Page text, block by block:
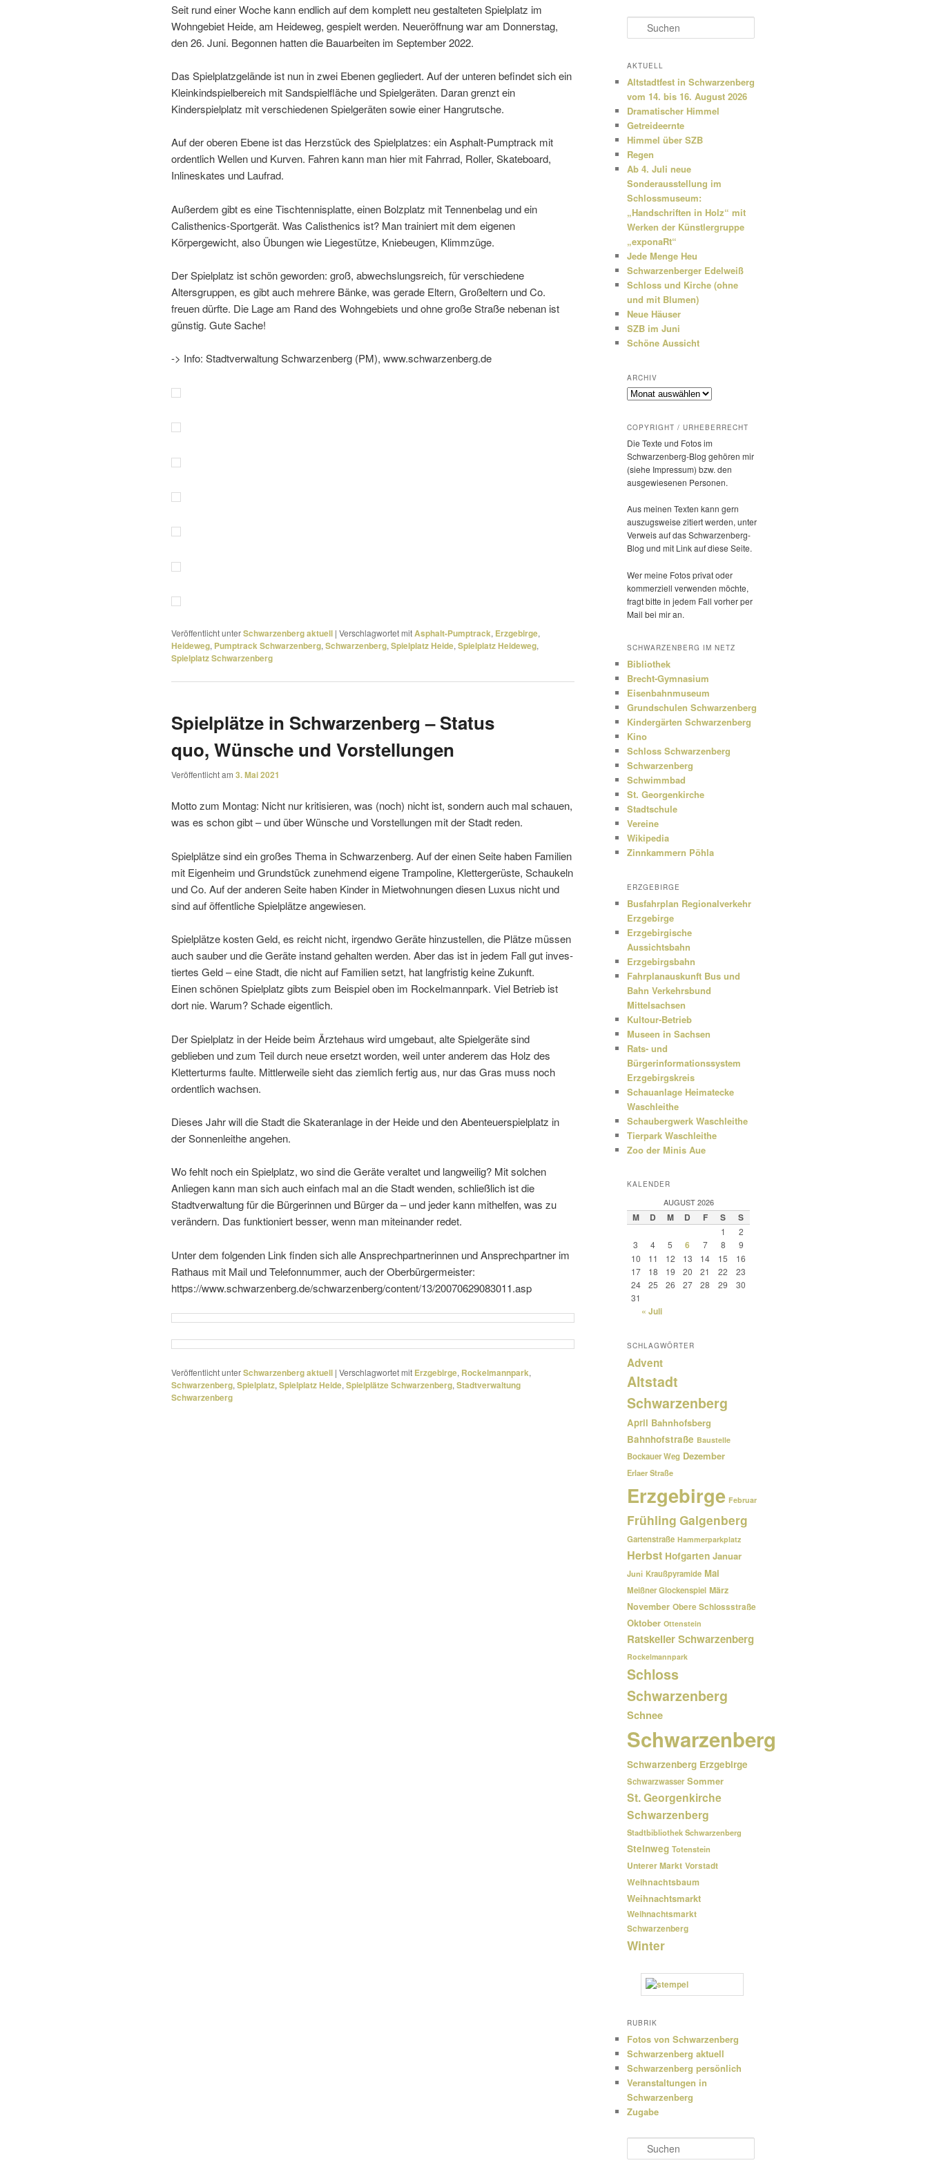
Seit rund einer Woche kann endlich auf dem komplett neu gestal­teten Spielplatz im
Wohngebiet Heide, am Heideweg, gespielt werden. Neueröffnung war am Donnerstag,
den 26. Juni. Begonnen hatten die Bauarbeiten im September 2022.
Das Spielplatzgelände ist nun in zwei Ebenen geglie­dert. Auf der unteren befindet sich ein
Kleinkindspielbereich mit Sandspielfläche und Spielgeräten. Daran grenzt ein
Kinderspielplatz mit verschie­denen Spielgeräten sowie einer Hangrutsche.
Auf der oberen Ebene ist das Herzstück des Spielplatzes: ein Asphalt-Pumptrack mit
ordent­lich Wellen und Kurven. Fahren kann man hier mit Fahrrad, Roller, Skateboard,
Inlineskates und Laufrad.
Außerdem gibt es eine Tischtennisplatte, einen Bolzplatz mit Tennenbelag und ein
Calisthenics-Sportgerät. Was Calisthenics ist? Man trai­niert mit dem eigenen
Körpergewicht, also Übungen wie Liegestütze, Kniebeugen, Klimmzüge.
Der Spielplatz ist schön geworden: groß, abwechs­lungs­reich, für verschie­dene
Altersgruppen, es gibt auch mehrere Bänke, was gerade Eltern, Großeltern und Co.
freuen dürfte. Die Lage am Rand des Wohngebiets und ohne große Straße nebenan ist
günstig. Gute Sache!
-> Info: Stadtverwaltung Schwarzenberg (PM), www.schwarzenberg.de
Veröffentlicht unterSchwarzenberg aktuell | Verschlagwortet mitAsphalt-Pumptrack, Erzgebirge,
Heideweg, Pumptrack Schwarzenberg,Schwarzenberg,Spielplatz Heide,Spielplatz Heideweg,
Spielplatz Schwarzenberg
Spielplätze in Schwarzenberg – Status
quo, Wünsche und Vorstellungen
Veröffentlicht am 3. Mai 2021
Motto zum Montag: Nicht nur kriti­sieren, was (noch) nicht ist, sondern auch mal schauen,
was es schon gibt – und über Wünsche und Vorstellungen mit der Stadt reden.
Spielplätze sind ein großes Thema in Schwarzenberg. Auf der einen Seite haben Familien
mit Eigenheim und Grundstück zuneh­mend eigene Trampoline, Klettergerüste, Schaukeln
und Co. Auf der anderen Seite haben Kinder in Mietwohnungen diesen Luxus nicht und
sind auf öffent­liche Spielplätze angewiesen.
Spielplätze kosten Geld, es reicht nicht, irgendwo Geräte hinzu­stellen, die Plätze müssen
auch sauber und die Geräte instand gehalten werden. Aber das ist in jedem Fall gut inves­
tiertes Geld – eine Stadt, die nicht auf Familien setzt, hat lang­fristig keine Zukunft.
Einen schönen Spielplatz gibts zum Beispiel oben im Rockelmannpark. Viel Betrieb ist
dort nie. Warum? Schade eigentlich.
Der Spielplatz in der Heide beim Ärztehaus wird umge­baut, alte Spielgeräte sind
geblieben und zum Teil durch neue ersetzt worden, weil unter anderem das Holz des
Kletterturms faulte. Mittlerweile sieht das ziem­lich fertig aus, nur das Gras muss noch
ordent­lich wachsen.
Dieses Jahr will die Stadt die Skateranlage in der Heide und den Abenteuerspielplatz in
der Sonnenleithe angehen.
Wo fehlt noch ein Spielplatz, wo sind die Geräte veraltet und lang­weilig? Mit solchen
Anliegen kann man sich auch einfach mal an die Stadt wenden, schließ­lich ist die
Stadtverwaltung für die Bürgerinnen und Bürger da – und jeder kann mithelfen, was zu
verän­dern. Das funk­tio­niert besser, wenn man mitein­ander redet.
Unter dem folgenden Link finden sich alle Ansprechpartnerinnen und Ansprechpartner im
Rathaus mit Mail und Telefonnummer, auch der Oberbürgermeister:
https://www.schwarzenberg.de/schwarzenberg/content/13/20070629083011.asp
Veröffentlicht unterSchwarzenberg aktuell | Verschlagwortet mit Erzgebirge, Rockelmannpark,
Schwarzenberg, Spielplatz, Spielplatz Heide, Spielplätze Schwarzenberg, Stadtverwaltung
Schwarzenberg
u
h
n
AKTUELL
Altstadtfest in Schwarzenberg
vom 14. bis 16. August 2026
Dramatischer Himmel
Getreideernte
Himmel über SZB
Regen
Ab 4. Juli neue
Sonderausstellung im
Schlossmuseum:
„Handschriften in Holz“ mit
Werken der Künstlergruppe
„exponaRt“
Jede Menge Heu
Schwarzenberger Edelweiß
Schloss und Kirche (ohne
und mit Blumen)
Neue Häuser
SZB im Juni
Schöne Aussicht
ARCHIV
Archiv
COPYRIGHT / URHEBERRECHT
Die Texte und Fotos im
Schwarzenberg-Blog gehören mir
(siehe Impressum) bzw. den
ausge­wie­senen Personen.
Aus meinen Texten kann gern
auszugs­weise zitiert werden, unter
Verweis auf das Schwarzenberg-
Blog und mit Link auf diese Seite.
Wer meine Fotos privat oder
kommer­ziell verwenden möchte,
fragt bitte in jedem Fall vorher per
Mail bei mir an.
SCHWARZENBERG IM NETZ
Bibliothek
Brecht-Gymnasium
Eisenbahnmuseum
Grundschulen Schwarzenberg
Kindergärten Schwarzenberg
Kino
Schloss Schwarzenberg
Schwarzenberg
Schwimmbad
St. Georgenkirche
Stadtschule
Vereine
Wikipedia
Zinnkammern Pöhla
ERZGEBIRGE
Busfahrplan Regionalverkehr
Erzgebirge
Erzgebirgische
Aussichtsbahn
Erzgebirgsbahn
Fahrplanauskunft Bus und
Bahn Verkehrsbund
Mittelsachsen
Kultour-Betrieb
Museen in Sachsen
Rats- und
Bürgerinformationssystem
Erzgebirgskreis
Schauanlage Heimatecke
Waschleithe
Schaubergwerk Waschleithe
Tierpark Waschleithe
Zoo der Minis Aue
KALENDER
AUGUST 2026
M D M D F S S
1
2
3
4 5 6 7 8
9
10
11 12 13 14 15
16
17
18 19 20 21 22
23
24
25 26 27 28 29
30
31
« Juli
SCHLAGWÖRTER
Advent
Altstadt
Schwarzenberg
April Bahnhofsberg
Bahnhofstraße Baustelle
Bockauer Weg Dezember
Erlaer Straße
Erzgebirge Februar
Frühling Galgenberg
Gartenstraße Hammerparkplatz
Herbst Hofgarten Januar
Juni Kraußpyramide Mai
Meißner Glockenspiel März
November Obere Schlossstraße
Oktober Ottenstein
Ratskeller Schwarzenberg
Rockelmannpark
Schloss
Schwarzenberg
Schnee
Schwarzenberg
Schwarzenberg Erzgebirge
Schwarzwasser Sommer
St. Georgenkirche
Schwarzenberg
Stadtbibliothek Schwarzenberg
Steinweg Totenstein
Unterer Markt Vorstadt
Weihnachtsbaum
Weihnachtsmarkt
Weihnachtsmarkt
Schwarzenberg
Winter
RUBRIK
Fotos von Schwarzenberg
Schwarzenberg aktuell
Schwarzenberg persönlich
Veranstaltungen in
Schwarzenberg
Zugabe
u